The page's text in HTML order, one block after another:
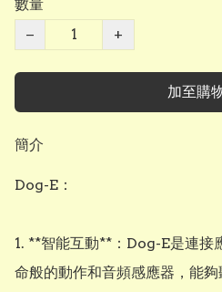
數量
−
+
加至購
簡介
Dog-E：
1. **智能互動**：Dog-E是連接
命般的動作和音頻感應器，能